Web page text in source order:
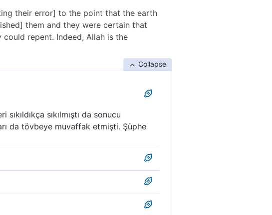
their error] to the point that the earth
them and they were certain that
repent. Indeed, Allah is the
Collapse
sıkılmıştı da sonucu
da tövbeye muvaffak etmişti. Şüphe
rağmen onlara dar gelmiş,
Allah´a sığınmaktan başka çare
kabul etti. Çünkü Allah tevbeyi
rağmen yeryüzü onlara dar gelmişti,